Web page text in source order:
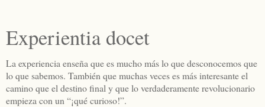
Experientia docet
La experiencia enseña que es mucho más lo que desconocemos que
lo que sabemos. También que muchas veces es más interesante el
camino que el destino final y que lo verdaderamente revolucionario
empieza con un “¡qué curioso!”.